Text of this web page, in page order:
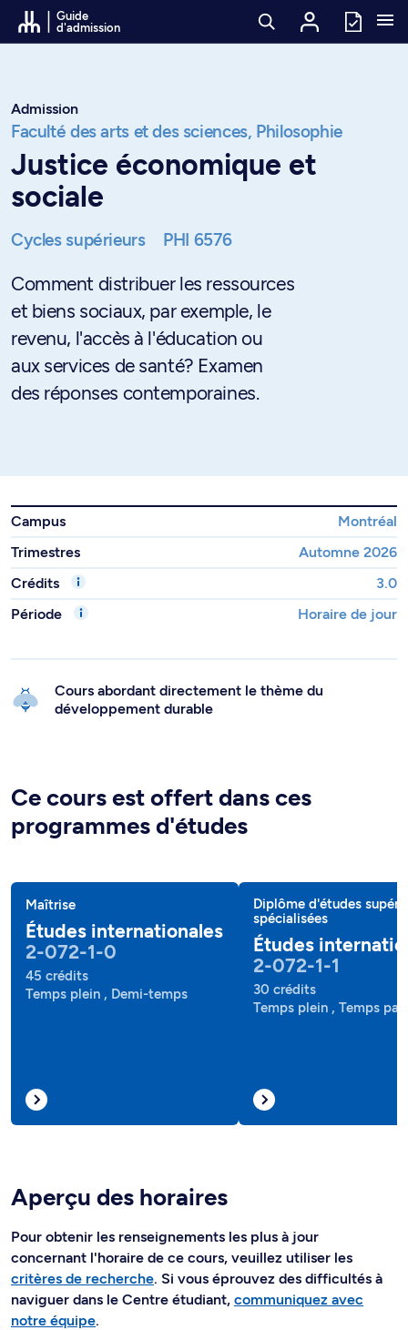
Passer au contenu
Guide
d'admission
Admission
Faculté des arts et des sciences, Philosophie
Justice économique et
sociale
Cycles supérieurs PHI 6576
Comment distribuer les ressources
et biens sociaux, par exemple, le
revenu, l'accès à l'éducation ou
aux services de santé? Examen
des réponses contemporaines.
Campus
Montréal
Trimestres
Automne 2026
Crédits
3.0
Période
Horaire de jour
Cours abordant directement le thème du
développement durable
Ce cours est offert dans ces
programmes d'études
Maîtrise
Études internationales
2-072-1-0
45 crédits
Temps plein , Demi-temps
Diplôme d'études
spécialisées
Études
2-072-1-1
30 crédits
Temps plein , Temps
Aperçu des horaires
Pour obtenir les renseignements les plus à jour
concernant l'horaire de ce cours, veuillez utiliser les
critères de recherche. Si vous éprouvez des difficultés à
naviguer dans le Centre étudiant, communiquez avec
notre équipe.